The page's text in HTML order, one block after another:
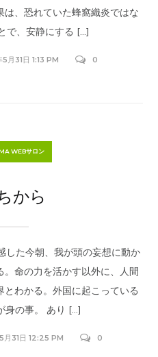
、恐れていた蜂窩織炎ではな
で、安静にする […]
月31日 1:13 PM 0
WEBサロン
から
した今朝、我が頭の妄想に動か
。命の力を活かす以外に、人間
わかる。外国に起こっている
身の事。 あり […]
31日 12:25 PM 0